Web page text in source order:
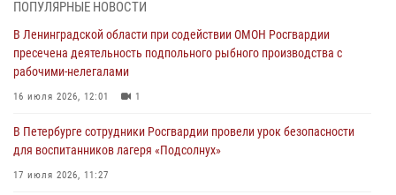
06 августа 2026, 13:39 1
В Центральном районе росгвардейцы оперативно задержали
хулигана, стрелявшего из пускового устройства рядом с жилыми
домами
06 августа 2026, 11:36
Сотрудники и военнослужащие Росгвардии обеспечили
правопорядок при проведении матча "Зенит" - "Балтика"
06 августа 2026, 07:30
ПОПУЛЯРНЫЕ НОВОСТИ
В Ленинградской области при содействии ОМОН Росгвардии
пресечена деятельность подпольного рыбного производства с
рабочими-нелегалами
16 июля 2026, 12:01 1
В Петербурге сотрудники Росгвардии провели урок безопасности
для воспитанников лагеря «Подсолнух»
17 июля 2026, 11:27